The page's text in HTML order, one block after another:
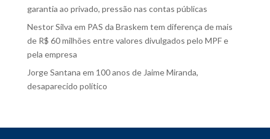
garantia ao privado, pressão nas contas públicas
Nestor Silva em PAS da Braskem tem diferença de mais
de R$ 60 milhões entre valores divulgados pelo MPF e
pela empresa
Jorge Santana em 100 anos de Jaime Miranda,
desaparecido político